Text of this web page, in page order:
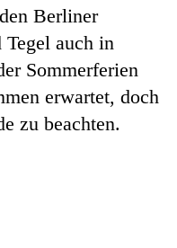
Berliner
Tegel auch in
Sommerferien
erwartet, doch
zu beachten.